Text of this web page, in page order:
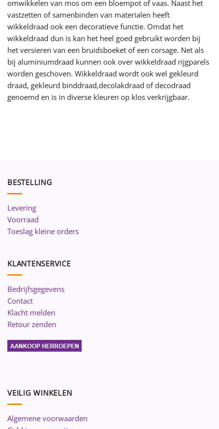
omwikkelen van mos om een bloempot of vaas. Naast het
vastzetten of samenbinden van materialen heeft
wikkeldraad ook een decoratieve functie. Omdat het
wikkeldraad dun is kan het heel goed gebruikt worden bij
het versieren van een bruidsboeket of een corsage. Net als
bij aluminiumdraad kunnen ook over wikkeldraad rijgparels
worden geschoven. Wikkeldraad wordt ook wel gekleurd
draad, gekleurd binddraad,decolakdraad of decodraad
genoemd en is in diverse kleuren op klos verkrijgbaar.
BESTELLING
Levering
Voorraad
Toeslag kleine orders
KLANTENSERVICE
Bedrijfsgegevens
Contact
Klacht melden
Retour zenden
VEILIG WINKELEN
Algemene voorwaarden